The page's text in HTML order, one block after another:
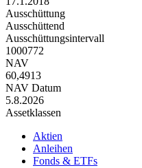
Ausschüttung
Ausschüttend
Ausschüttungsintervall
1000772
NAV
60,4913
NAV Datum
5.8.2026
Assetklassen
Aktien
Anleihen
Fonds & ETFs